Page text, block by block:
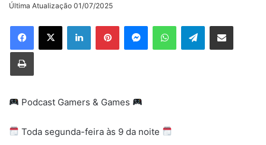
Última Atualização 01/07/2025
LinkedinPinterestMessengerWhatsAppTelegramCompartilhar via e-mail
Imprimir
Podcast Gamers & Games
Toda segunda-feira às 9 da noite